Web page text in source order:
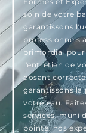
soin de votre
garantissons
professionnels
primordial
l'entretien de
dosant
garantissons la
votre eau.
services, muni
pointe, nos